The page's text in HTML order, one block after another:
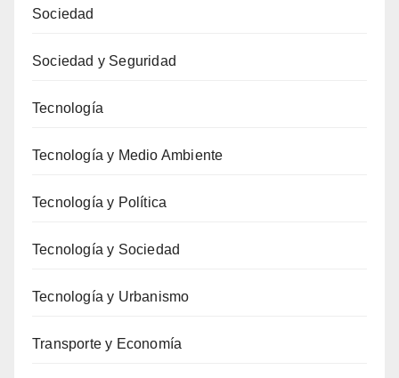
Sociedad
Sociedad y Seguridad
Tecnología
Tecnología y Medio Ambiente
Tecnología y Política
Tecnología y Sociedad
Tecnología y Urbanismo
Transporte y Economía